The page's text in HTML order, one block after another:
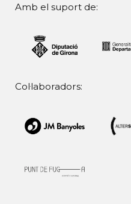
Amb el suport de:
Col·laboradors: